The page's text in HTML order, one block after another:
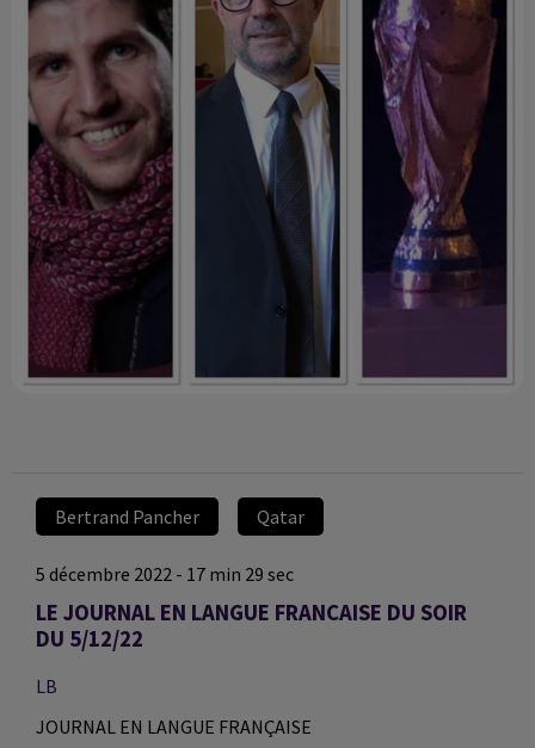
Bertrand Pancher Qatar
5 décembre 2022 - 17 min 29 sec
LE JOURNAL EN LANGUE FRANCAISE DU SOIR
DU 5/12/22
LB
JOURNAL EN LANGUE FRANÇAISE